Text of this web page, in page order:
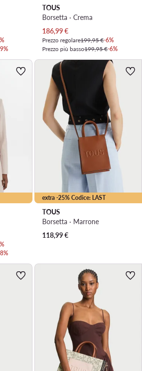
TOUS
Borsetta · Crema
Prezzo attuale
186,99€
Prezzo regolare199,95 €-6%
Prezzo più basso199,95 €-6%
extra -25% Codice: LAST
TOUS
Borsetta · Marrone
118,99€